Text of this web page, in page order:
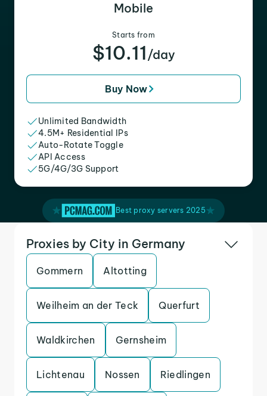
Mobile
Starts from
$10.11 /day
Buy Now
Unlimited Bandwidth
4.5M+ Residential IPs
Auto-Rotate Toggle
API Access
5G/4G/3G Support
Best proxy servers 2025
Proxies by City in Germany
Gommern Altotting
Weilheim an der Teck Querfurt
Waldkirchen Gernsheim
Lichtenau Nossen Riedlingen